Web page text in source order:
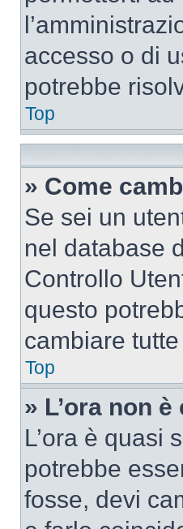
accesso o di
potrebbe
Top
» Come
Se sei un
nel database
Controllo
questo
cambiare
Top
» L’ora non
L’ora è quasi
potrebbe
fosse, devi